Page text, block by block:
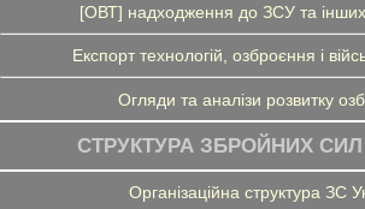
[ОВТ] надходження до ЗСУ та
Експорт технологій, озброєння і
Огляди та аналізи розвитку
СТРУКТУРА ЗБРОЙНИХ СИЛ
Організаційна структура ЗС